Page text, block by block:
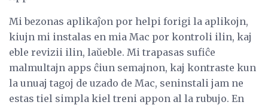
Mi bezonas aplikaĵon por helpi forigi la aplikojn,
kiujn mi instalas en mia Mac por kontroli ilin, kaj
eble revizii ilin, laŭeble. Mi trapasas sufiĉe
malmultajn apps ĉiun semajnon, kaj kontraste kun
la unuaj tagoj de uzado de Mac, seninstali jam ne
estas tiel simpla kiel treni appon al la rubujo. En